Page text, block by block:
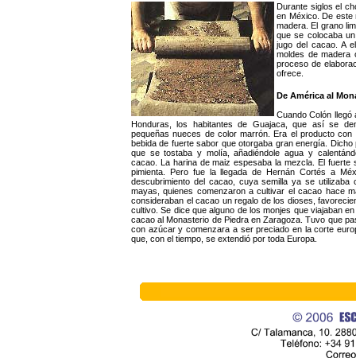
Durante siglos el
en México. De este
madera. El grano
que se colocaba
jugo del cacao. A
moldes de madera
proceso de
ofrece.
De América al
Cuando Colón
Honduras, los habitantes de Guajaca, que así se
pequeñas nueces de color marrón. Era el producto con
bebida de fuerte sabor que otorgaba gran energía.
que se tostaba y molía, añadiéndole agua y
cacao. La harina de maiz espesaba la mezcla. El fuerte
pimienta. Pero fue la llegada de Hernán Cortés a
descubrimiento del cacao, cuya semilla ya se utilizaba
mayas, quienes comenzaron a cultivar el cacao hace
consideraban el cacao un regalo de los dioses,
cultivo. Se dice que alguno de los monjes que viajaban
cacao al Monasterio de Piedra en Zaragoza. Tuvo que
con azúcar y comenzara a ser preciado en la corte
que, con el tiempo, se extendió por toda Europa.